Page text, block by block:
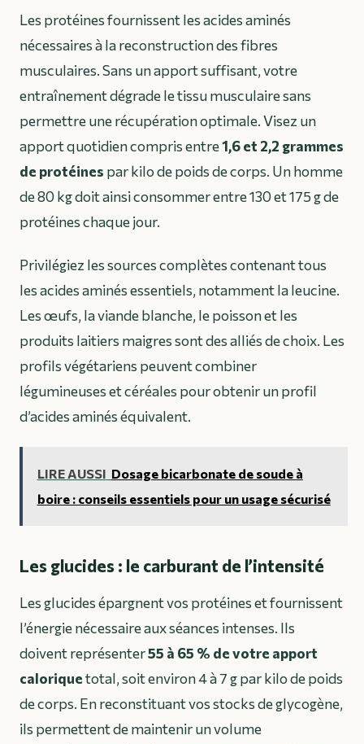
Les protéines fournissent les acides aminés
nécessaires à la reconstruction des fibres
musculaires. Sans un apport suffisant, votre
entraînement dégrade le tissu musculaire sans
permettre une récupération optimale. Visez un
apport quotidien compris entre1,6 et 2,2 grammes
de protéines par kilo de poids de corps. Un homme
de 80 kg doit ainsi consommer entre 130 et 175 g de
protéines chaque jour.
Privilégiez les sources complètes contenant tous
les acides aminés essentiels, notamment la leucine.
Les œufs, la viande blanche, le poisson et les
produits laitiers maigres sont des alliés de choix. Les
profils végétariens peuvent combiner
légumineuses et céréales pour obtenir un profil
d’acides aminés équivalent.
LIRE AUSSI Dosage bicarbonate de soude à
boire : conseils essentiels pour un usage sécurisé
Les glucides : le carburant de l’intensité
Les glucides épargnent vos protéines et fournissent
l’énergie nécessaire aux séances intenses. Ils
doivent représenter55 à 65 % de votre apport
caloriquetotal, soit environ 4 à 7 g par kilo de poids
de corps. En reconstituant vos stocks de glycogène,
ils permettent de maintenir un volume